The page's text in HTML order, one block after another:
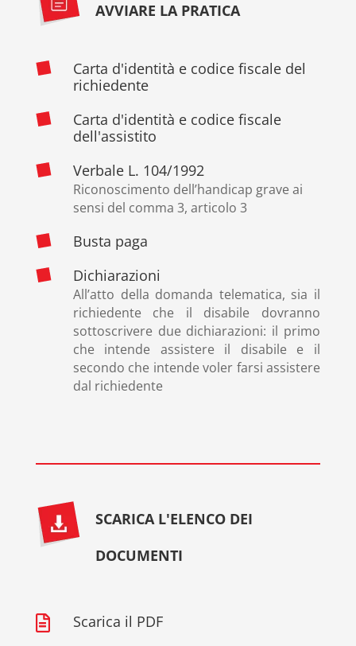
AVVIARE LA PRATICA
Carta d'identità e codice fiscale del
richiedente
Carta d'identità e codice fiscale
dell'assistito
Verbale L. 104/1992
Riconoscimento dell’handicap grave ai
sensi del comma 3, articolo 3
Busta paga
Dichiarazioni
All’atto della domanda telematica, sia il
richiedente che il disabile dovranno
sottoscrivere due dichiarazioni: il primo
che intende assistere il disabile e il
secondo che intende voler farsi assistere
dal richiedente
SCARICA L'ELENCO DEI
DOCUMENTI
 Scarica il PDF